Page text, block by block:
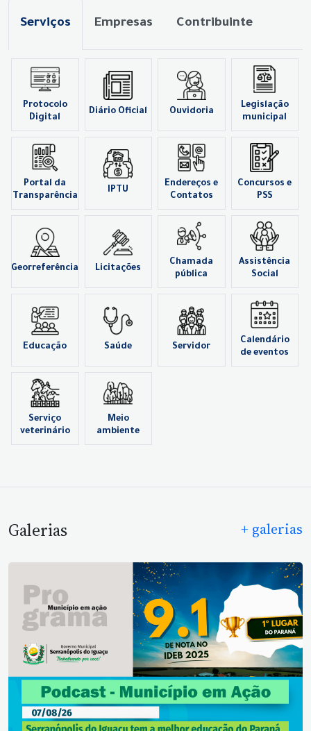
Serviços Empresas Contribuinte
Protocolo
Digital
Diário Oficial Ouvidoria
Legislação
municipal
Portal da
Transparência
IPTU
Endereços e
Contatos
Concursos e
PSS
Georreferência Licitações
Chamada
pública
Assistência
Social
Educação Saúde Servidor
Calendário
de eventos
Serviço
veterinário
Meio
ambiente
Galerias + galerias